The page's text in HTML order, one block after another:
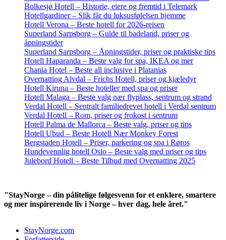
Bolkesjø Hotell – Historie, eiere og fremtid i Telemark
Hotellgardiner – Slik får du luksusfølelsen hjemme
Hotell Verona – Beste hotell for 2026-reisen
Superland Sarpsborg – Guide til badeland, priser og
åpningstider
Superland Sarpsborg – Åpningstider, priser og praktiske tips
Hotell Haparanda – Beste valg for spa, IKEA og mer
Chania Hotel – Beste all inclusive i Platanias
Overnatting Alvdal – Frichs Hotell, priser og kjæledyr
Hotell Kiruna – Beste hoteller med spa og priser
Hotell Malaga – Beste valg nær flyplass, sentrum og strand
Verdal Hotell – Sentralt familiedrevet hotell i Verdal sentrum
Verdal Hotell – Rom, priser og frokost i sentrum
Hotell Palma de Mallorca – Beste valg, priser og tips
Hotell Ubud – Beste Hotell Nær Monkey Forest
Bergstaden Hotell – Priser, parkering og spa i Røros
Hundevennlig hotell Oslo – Beste valg med priser og tips
Julebord Hotell – Beste Tilbud med Overnatting 2025
"StayNorge – din pålitelige følgesvenn for et enklere, smartere
og mer inspirerende liv i Norge – hver dag, hele året."
StayNorge.com